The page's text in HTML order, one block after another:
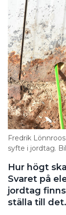
Fredrik
syfte i jordtag.
Hur högt
Svaret på
jordtag
ställa till